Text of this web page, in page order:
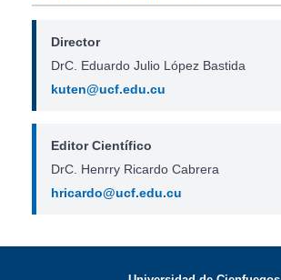
Director
DrC. Eduardo Julio López Bastida
kuten@ucf.edu.cu
Editor Científico
DrC. Henrry Ricardo Cabrera
hricardo@ucf.edu.cu